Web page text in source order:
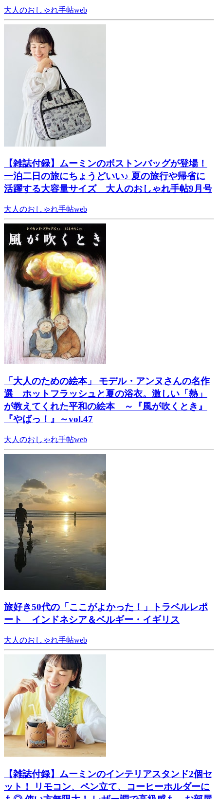
大人のおしゃれ手帖web
【雑誌付録】ムーミンのボストンバッグが登場！
一泊二日の旅にちょうどいい♪ 夏の旅行や帰省に
活躍する大容量サイズ 大人のおしゃれ手帖9月号
大人のおしゃれ手帖web
「大人のための絵本」 モデル・アンヌさんの名作
選 ホットフラッシュと夏の浴衣。激しい「熱」
が教えてくれた平和の絵本 ～『風が吹くとき』
『やばっ！』～vol.47
大人のおしゃれ手帖web
旅好き50代の「ここがよかった！」トラベルレポ
ート インドネシア＆ベルギー・イギリス
大人のおしゃれ手帖web
【雑誌付録】ムーミンのインテリアスタンド2個セ
ット！ リモコン、ペン立て、コーヒーホルダーに